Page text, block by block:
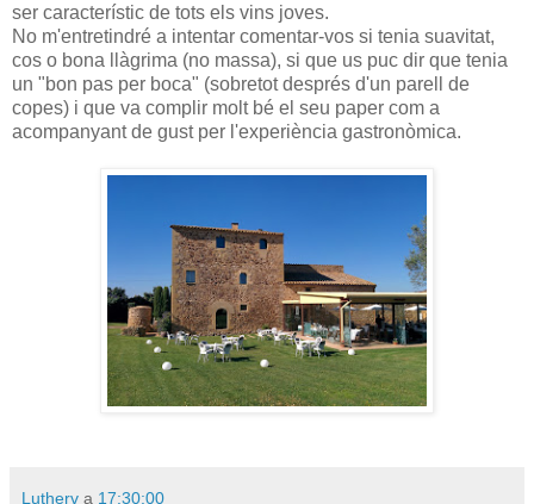
ser característic de tots els vins joves.
No m'entretindré a intentar comentar-vos si tenia suavitat,
cos o bona llàgrima (no massa), si que us puc dir que tenia
un "bon pas per boca" (sobretot després d'un parell de
copes) i que va complir molt bé el seu paper com a
acompanyant de gust per l'experiència gastronòmica.
Lutherv a 17:30:00